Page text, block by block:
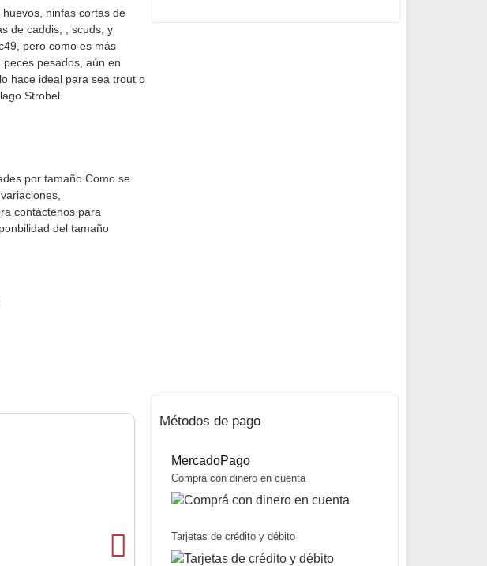
ninfas cortas de
de caddis, , scuds, y
pero como es más
pesados, aún en
hace ideal para sea trout o
Strobel.
por tamaño.Como se
contáctenos para
del tamaño
Métodos de pago
MercadoPago
Comprá con dinero en cuenta
Tarjetas de crédito y débito